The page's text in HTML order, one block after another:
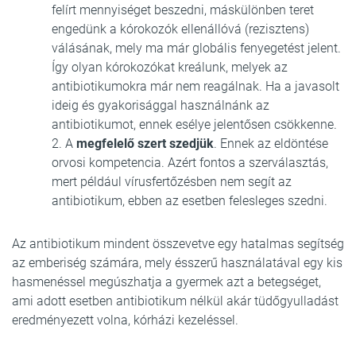
felírt mennyiséget beszedni, máskülönben teret
engedünk a kórokozók ellenállóvá (rezisztens)
válásának, mely ma már globális fenyegetést jelent.
Így olyan kórokozókat kreálunk, melyek az
antibiotikumokra már nem reagálnak. Ha a javasolt
ideig és gyakorisággal használnánk az
antibiotikumot, ennek esélye jelentősen csökkenne.
2. A megfelelő szert szedjük. Ennek az eldöntése
orvosi kompetencia. Azért fontos a szerválasztás,
mert például vírusfertőzésben nem segít az
antibiotikum, ebben az esetben felesleges szedni.
Az antibiotikum mindent összevetve egy hatalmas segítség
az emberiség számára, mely ésszerű használatával egy kis
hasmenéssel megúszhatja a gyermek azt a betegséget,
ami adott esetben antibiotikum nélkül akár tüdőgyulladást
eredményezett volna, kórházi kezeléssel.